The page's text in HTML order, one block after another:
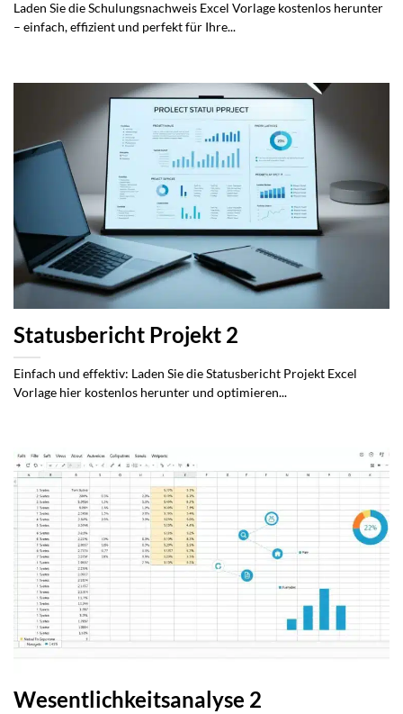
Laden Sie die Schulungsnachweis Excel Vorlage kostenlos herunter
– einfach, effizient und perfekt für Ihre...
Statusbericht Projekt 2
Einfach und effektiv: Laden Sie die Statusbericht Projekt Excel
Vorlage hier kostenlos herunter und optimieren...
Wesentlichkeitsanalyse 2